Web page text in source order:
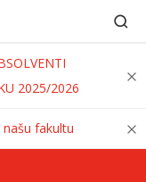
2025/2026
fakultu